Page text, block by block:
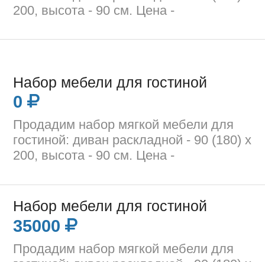
200, высота - 90 см. Цена -
Набор мебели для гостиной
0
Продадим набор мягкой мебели для
гостиной: диван раскладной - 90 (180) х
200, высота - 90 см. Цена -
Набор мебели для гостиной
35000
Продадим набор мягкой мебели для